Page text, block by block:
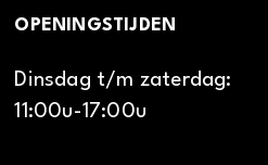
OPENINGSTIJDEN
Dinsdag t/m zaterdag:
11:00u-17:00u